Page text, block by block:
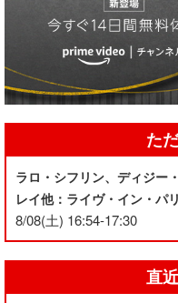
た
ラロ・シフリン、ディジー
レイ他：ライヴ・イン・パ
8/08(土) 16:54-17:30
直